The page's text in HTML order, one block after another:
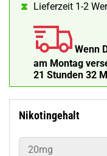
Lieferzeit 1-2
Wenn
am Montag
21 Stunden 32
Nikotingehalt
20mg